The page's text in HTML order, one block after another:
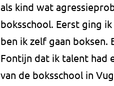
als kind wat
boksschool. Eerst ging
ben ik zelf gaan boksen.
Fontijn dat ik talent had
van de boksschool in